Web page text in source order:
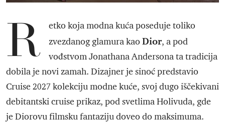
R
etko koja modna kuća poseduje toliko
zvezdanog glamura kao Dior, a pod
vođstvom Jonathana Andersona ta tradicija
dobila je novi zamah. Dizajner je sinoć predstavio
Cruise 2027 kolekciju modne kuće, svoj dugo iščekivani
debitantski cruise prikaz, pod svetlima Holivuda, gde
je Diorovu filmsku fantaziju doveo do maksimuma.